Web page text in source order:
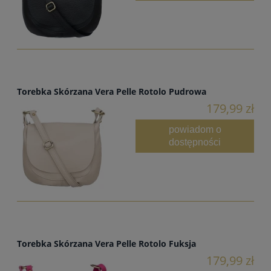
Torebka Skórzana Vera Pelle Rotolo Pudrowa
179,99 zł
powiadom o
dostępności
Torebka Skórzana Vera Pelle Rotolo Fuksja
179,99 zł